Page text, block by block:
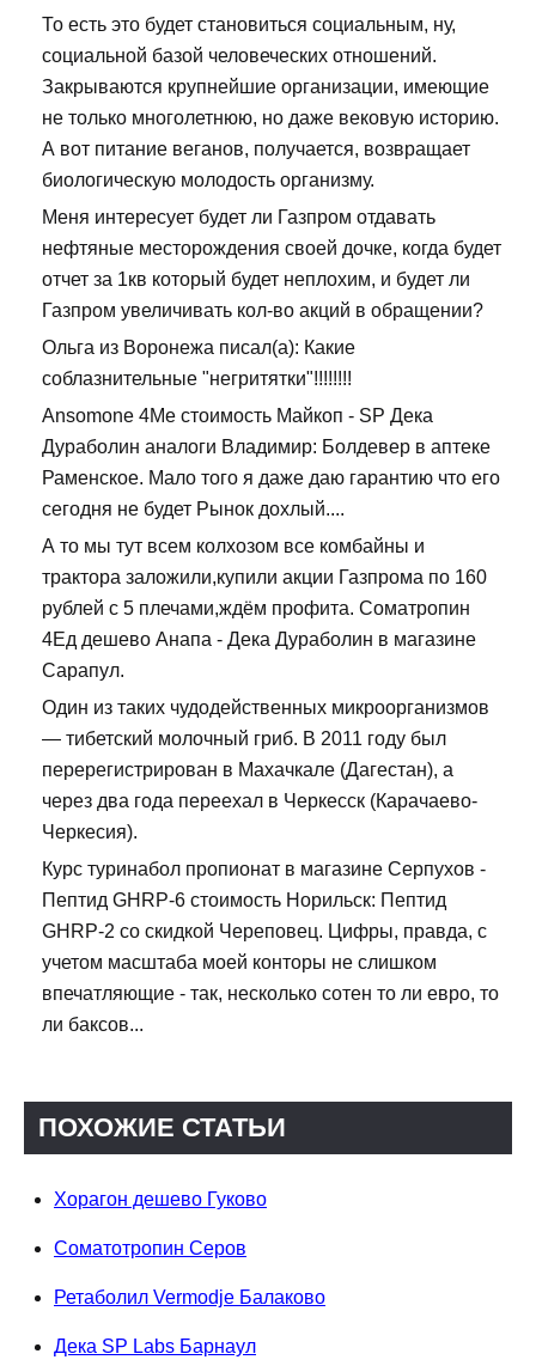
То есть это будет становиться социальным, ну,
социальной базой человеческих отношений.
Закрываются крупнейшие организации, имеющие
не только многолетнюю, но даже вековую историю.
А вот питание веганов, получается, возвращает
биологическую молодость организму.
Меня интересует будет ли Газпром отдавать
нефтяные месторождения своей дочке, когда будет
отчет за 1кв который будет неплохим, и будет ли
Газпром увеличивать кол-во акций в обращении?
Ольга из Воронежа писал(а): Какие
соблазнительные "негритятки"!!!!!!!!
Ansomone 4Me стоимость Майкоп - SP Дека
Дураболин аналоги Владимир: Болдевер в аптеке
Раменское. Мало того я даже даю гарантию что его
сегодня не будет Рынок дохлый....
А то мы тут всем колхозом все комбайны и
трактора заложили,купили акции Газпрома по 160
рублей с 5 плечами,ждём профита. Cоматропин
4Ед дешево Анапа - Дека Дураболин в магазине
Сарапул.
Один из таких чудодейственных микроорганизмов
— тибетский молочный гриб. В 2011 году был
перерегистрирован в Махачкале (Дагестан), а
через два года переехал в Черкесск (Карачаево-
Черкесия).
Курс туринабол пропионат в магазине Серпухов -
Пептид GHRP-6 стоимость Норильск: Пептид
GHRP-2 со скидкой Череповец. Цифры, правда, с
учетом масштаба моей конторы не слишком
впечатляющие - так, несколько сотен то ли евро, то
ли баксов...
ПОХОЖИЕ СТАТЬИ
Хорагон дешево Гуково
Соматотропин Серов
Ретаболил Vermodje Балаково
Дека SP Labs Барнаул